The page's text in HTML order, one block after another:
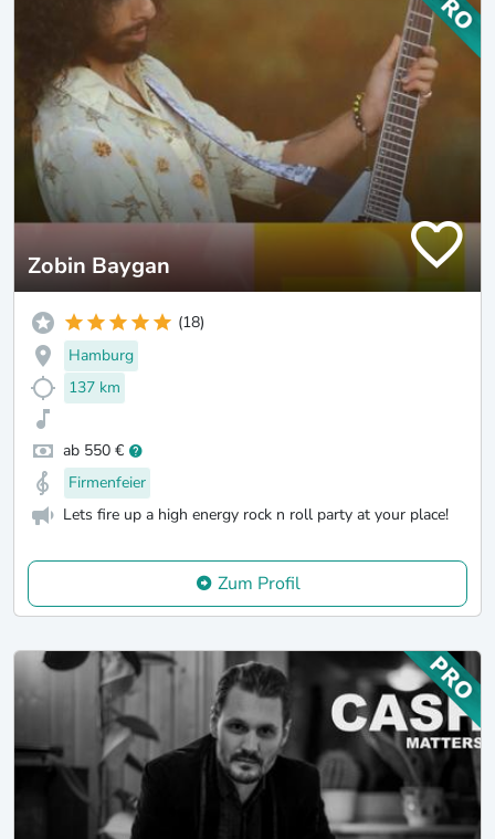
Zobin Baygan
(18)
Hamburg
137 km
ab 550 €
Firmenfeier
Lets fire up a high energy rock n roll party at your place!
Zum Profil